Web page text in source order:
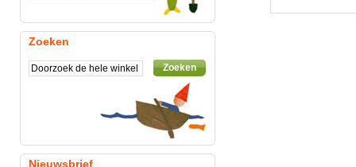
Zoeken
Zoeken
Nieuwsbrief